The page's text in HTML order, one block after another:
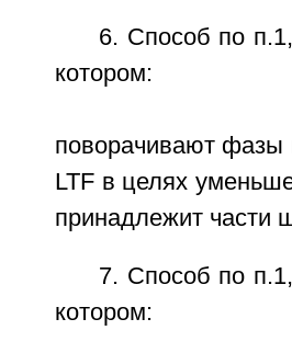
6. Способ по
котором:
поворачивают фазы
LTF в целях
принадлежит части
7. Способ по
котором: